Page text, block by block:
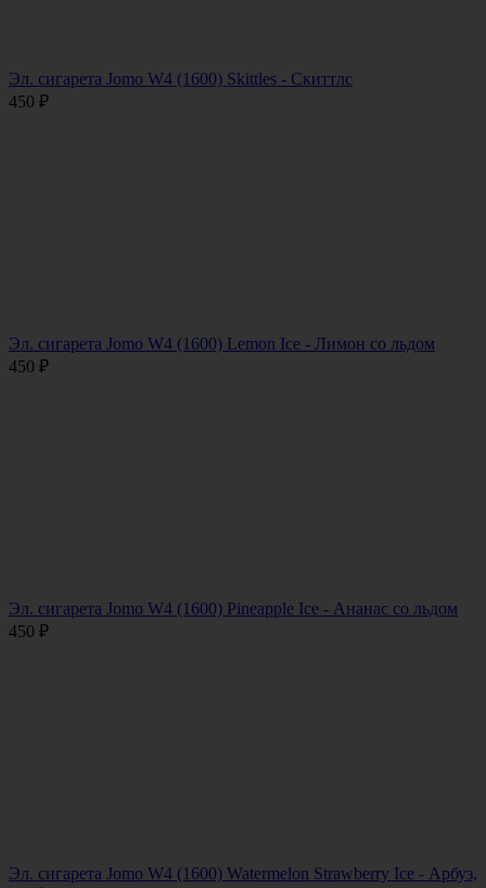
Эл. сигарета Jomo W4 (1600) Skittles - Скиттлс
450 ₽
Эл. сигарета Jomo W4 (1600) Lemon Ice - Лимон со льдом
450 ₽
Эл. сигарета Jomo W4 (1600) Pineapple Ice - Ананас со льдом
450 ₽
Эл. сигарета Jomo W4 (1600) Watermelon Strawberry Ice - Арбуз,